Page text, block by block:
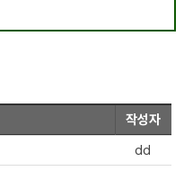
작성자
dd